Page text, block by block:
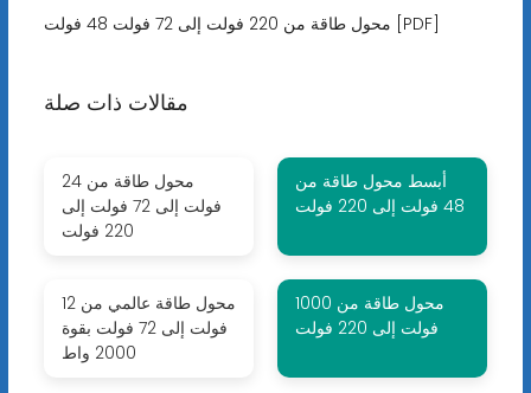
محول طاقة من 220 فولت إلى 72 فولت 48 فولت [PDF]
مقالات ذات صلة
محول طاقة من 24
فولت إلى 72 فولت إلى
220 فولت
أبسط محول طاقة من
48 فولت إلى 220 فولت
محول طاقة عالمي من 12
فولت إلى 72 فولت بقوة
2000 واط
محول طاقة من 1000
فولت إلى 220 فولت